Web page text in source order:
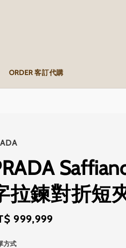
ORDER 客訂代購
拉鍊對折短
999,999
方式